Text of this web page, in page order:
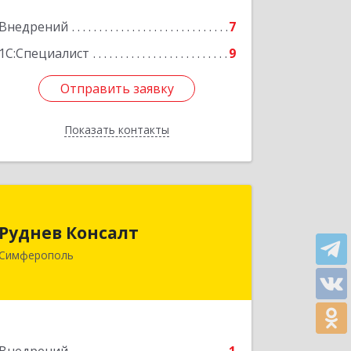
Внедрений
7
1С:Специалист
9
Отправить заявку
Показать контакты
Отправить заявку
Назад
Руднев Консалт
295017, Крым Респ, Симферополь г,
Подробнее